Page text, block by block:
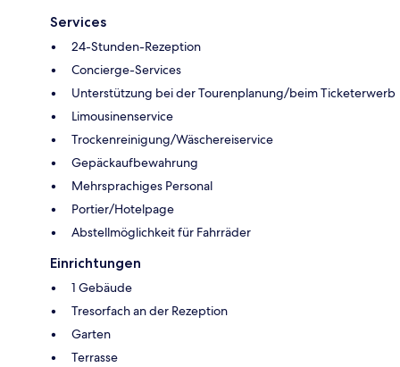
Services
24-Stunden-Rezeption
Concierge-Services
Unterstützung bei der Tourenplanung/beim Ticketerwerb
Limousinenservice
Trockenreinigung/Wäschereiservice
Gepäckaufbewahrung
Mehrsprachiges Personal
Portier/Hotelpage
Abstellmöglichkeit für Fahrräder
Einrichtungen
1 Gebäude
Tresorfach an der Rezeption
Garten
Terrasse